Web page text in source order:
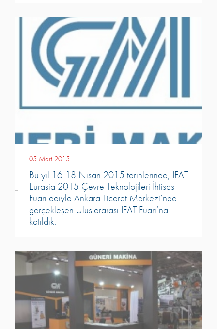
05 Mart 2015
Bu yıl 16-18 Nisan 2015 tarihlerinde, IFAT
Eurasia 2015 Çevre Teknolojileri İhtisas
Fuarı adıyla Ankara Ticaret Merkezi’nde
gerçekleşen Uluslararası IFAT Fuarı’na
katıldık.